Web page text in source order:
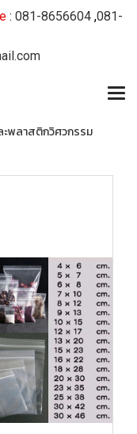
: 081-8656604 ,081-
พลาสติกวิศวกรรม